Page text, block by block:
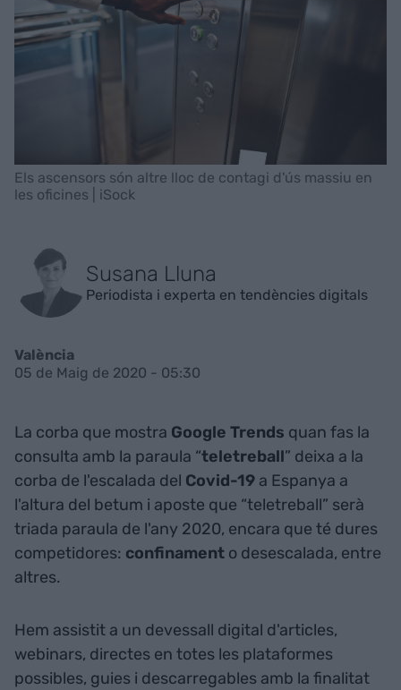
Els ascensors són altre lloc de contagi d'ús massiu en
les oficines | iSock
Susana Lluna
Periodista i experta en tendències digitals
València
05 de Maig de 2020 - 05:30
La corba que mostra Google Trends quan fas la
consulta amb la paraula “teletreball” deixa a la
corba de l'escalada del Covid-19 a Espanya a
l'altura del betum i aposte que “teletreball” serà
triada paraula de l'any 2020, encara que té dures
competidores: confinament o desescalada, entre
altres.
Hem assistit a un devessall digital d'articles,
webinars, directes en totes les plataformes
possibles, guies i descarregables amb la finalitat